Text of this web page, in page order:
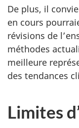
De plus, il
en cours
révisions de
méthodes
meilleure
des tendances
Limites